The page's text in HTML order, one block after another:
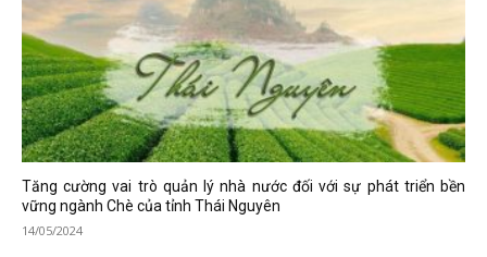
Tăng cường vai trò quản lý nhà nước đối với sự phát triển bền
vững ngành Chè của tỉnh Thái Nguyên
14/05/2024